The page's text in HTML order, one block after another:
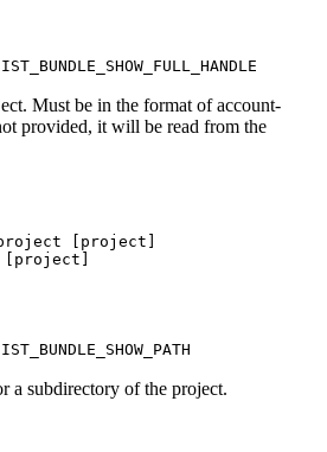
Must be in the format of account-
provided, it will be read from the
project
project
a subdirectory of the project.